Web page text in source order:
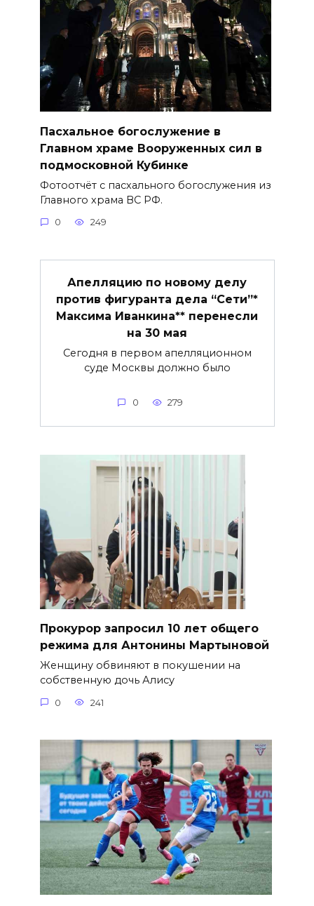
Пасхальное богослужение в
Главном храме Вооруженных сил в
подмосковной Кубинке
Фотоотчёт с пасхального богослужения из
Главного храма ВС РФ.
0 249
Апелляцию по новому делу
против фигуранта дела “Сети”*
Максима Иванкина** перенесли
на 30 мая
Сегодня в первом апелляционном
суде Москвы должно было
0 279
​Прокурор запросил 10 лет общего
режима для Антонины Мартыновой
Женщину обвиняют в покушении на
собственную дочь Алису
0 241